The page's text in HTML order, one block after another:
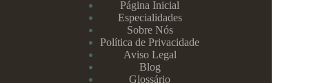
Página Inicial
Especialidades
Sobre Nós
Política de Privacidade
Aviso Legal
Blog
Glossário